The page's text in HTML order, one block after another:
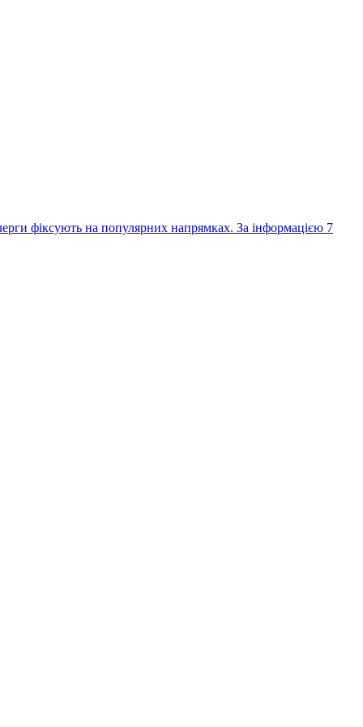
фіксують на популярних напрямках. За інформацією 7